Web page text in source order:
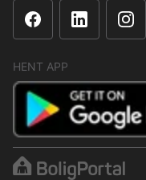
HENT APP